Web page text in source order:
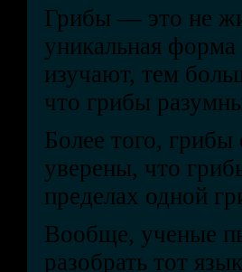
Грибы — это не
уникальная
изучают, тем
что грибы
Более того,
уверены, что
пределах одной
Вообще, ученые
разобрать тот